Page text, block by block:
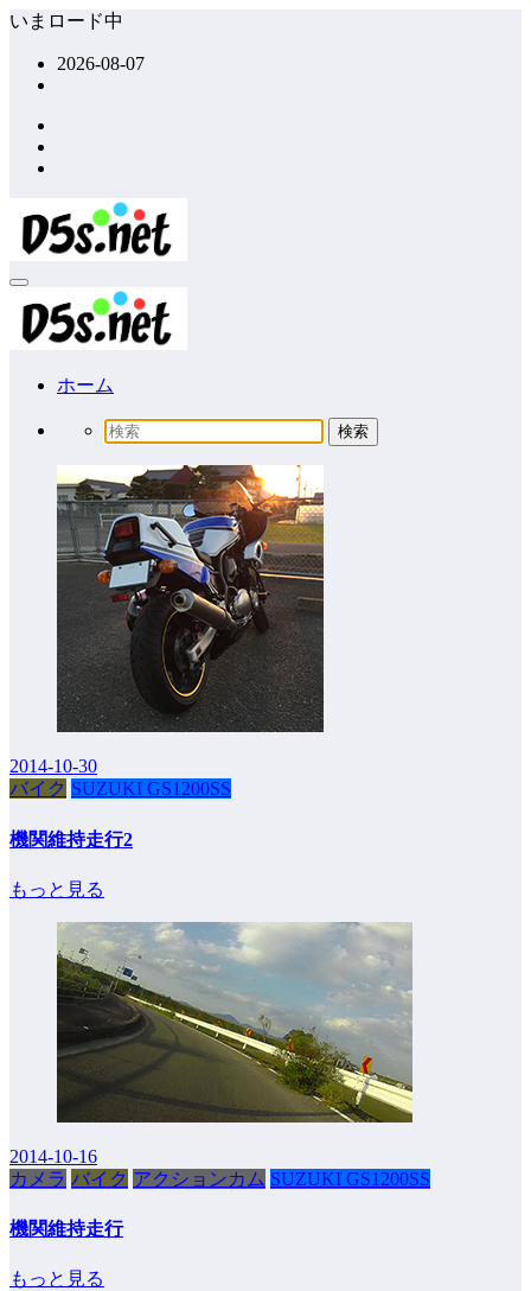
コ
ッ
プ
いまロード中
2026-08-07
ホーム
2014-10-30
バイク SUZUKI GS1200SS
機関維持走行2
もっと見る
2014-10-16
カメラ バイク アクションカム SUZUKI GS1200SS
機関維持走行
もっと見る